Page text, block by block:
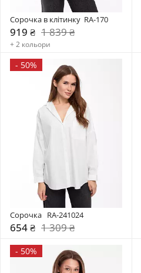
Сорочка в клітинку  RA-170
919 ₴ 1 839 ₴
+ 2 кольори
- 50%
Сорочка   RA-241024
654 ₴ 1 309 ₴
- 50%